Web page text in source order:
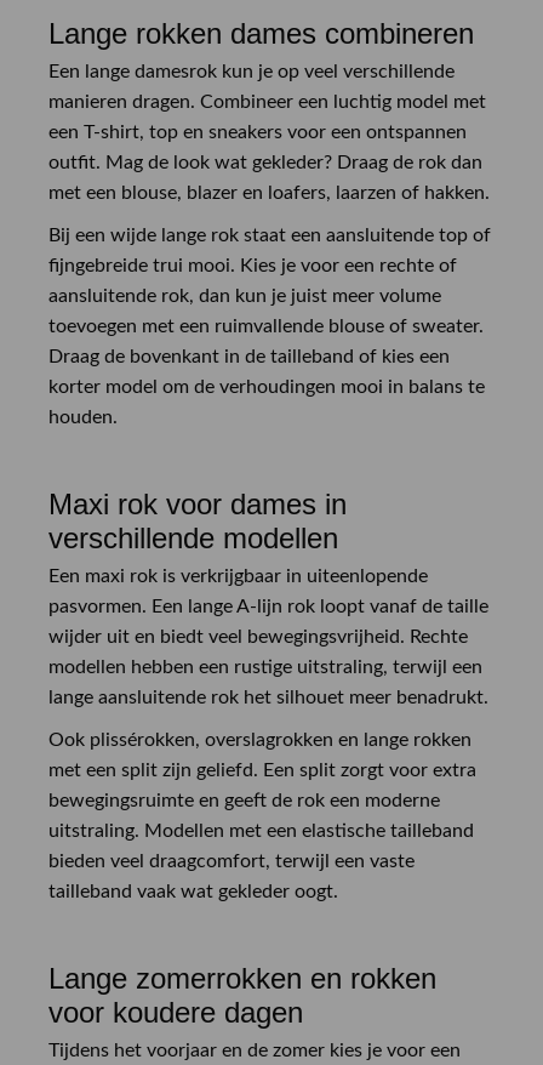
Lange rokken dames combineren
Een lange damesrok kun je op veel verschillende
manieren dragen. Combineer een luchtig model met
een T-shirt, top en sneakers voor een ontspannen
outfit. Mag de look wat gekleder? Draag de rok dan
met een blouse, blazer en loafers, laarzen of hakken.
Bij een wijde lange rok staat een aansluitende top of
fijngebreide trui mooi. Kies je voor een rechte of
aansluitende rok, dan kun je juist meer volume
toevoegen met een ruimvallende blouse of sweater.
Draag de bovenkant in de tailleband of kies een
korter model om de verhoudingen mooi in balans te
houden.
Maxi rok voor dames in
verschillende modellen
Een maxi rok is verkrijgbaar in uiteenlopende
pasvormen. Een lange A-lijn rok loopt vanaf de taille
wijder uit en biedt veel bewegingsvrijheid. Rechte
modellen hebben een rustige uitstraling, terwijl een
lange aansluitende rok het silhouet meer benadrukt.
Ook plissérokken, overslagrokken en lange rokken
met een split zijn geliefd. Een split zorgt voor extra
bewegingsruimte en geeft de rok een moderne
uitstraling. Modellen met een elastische tailleband
bieden veel draagcomfort, terwijl een vaste
tailleband vaak wat gekleder oogt.
Lange zomerrokken en rokken
voor koudere dagen
Tijdens het voorjaar en de zomer kies je voor een